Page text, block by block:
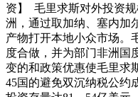
资】 毛里求斯对外投资
洲，通过取加纳、塞内加
产物打开本地小众市场。
度合做，并为部门非洲国
变的和政策优惠使毛里求
45国的避免双沉纳税公约